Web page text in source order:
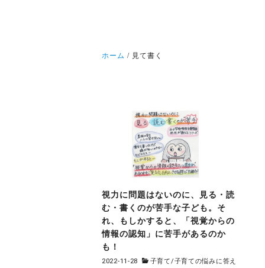
ホーム 見て書く
視力に問題はないのに、見る・読
む・書くのが苦手な子ども。そ
れ、もしかすると、「視覚からの
情報の認知」に苦手があるのか
も！
2022-11-28 子育て/子育ての悩みに答え